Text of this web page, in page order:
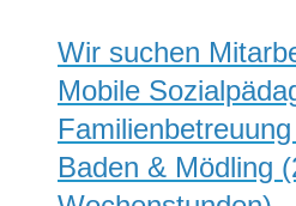
Wir suchen
Mobile
Baden & Mödling